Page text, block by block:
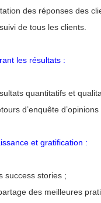
des réponses des
de tous les clients.
les résultats :
quantitatifs et
d’enquête
et gratification :
success stories ;
des meilleures